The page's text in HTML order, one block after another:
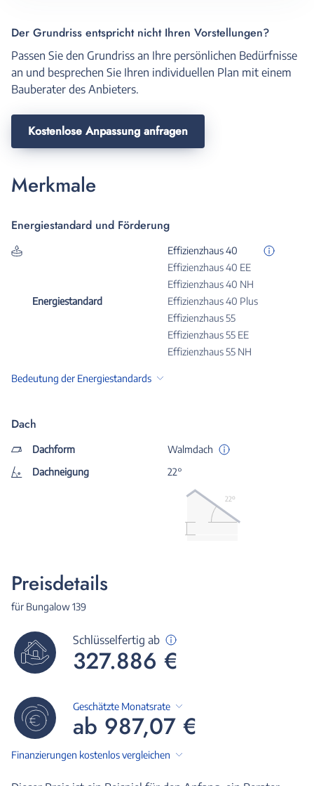
Der Grundriss entspricht nicht Ihren Vorstellungen?
Passen Sie den Grundriss an Ihre persönlichen Bedürfnisse
an und besprechen Sie Ihren individuellen Plan mit einem
Bauberater des Anbieters.
Kostenlose Anpassung anfragen
Merkmale
Energiestandard und Förderung
Energiestandard
Effizienzhaus 40
Effizienzhaus 40 EE
Effizienzhaus 40 NH
Effizienzhaus 40 Plus
Effizienzhaus 55
Effizienzhaus 55 EE
Effizienzhaus 55 NH
Bedeutung der Energiestandards
Dach
Dachform
Walmdach
Dachneigung
22°
22º
Preisdetails
für Bungalow 139
Schlüsselfertig ab
327.886 €
Geschätzte Monatsrate
ab 987,07 €
Finanzierungen kostenlos vergleichen